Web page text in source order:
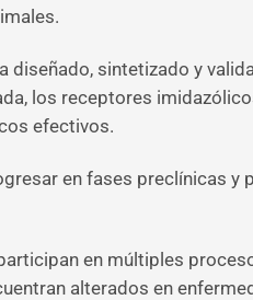
diseñado, sintetizado y
los receptores
efectivos.
en fases preclínicas y
en múltiples
alterados en